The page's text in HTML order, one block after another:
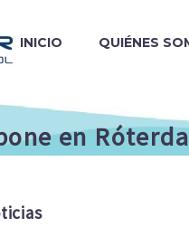
INICIO QUIÉNES
en